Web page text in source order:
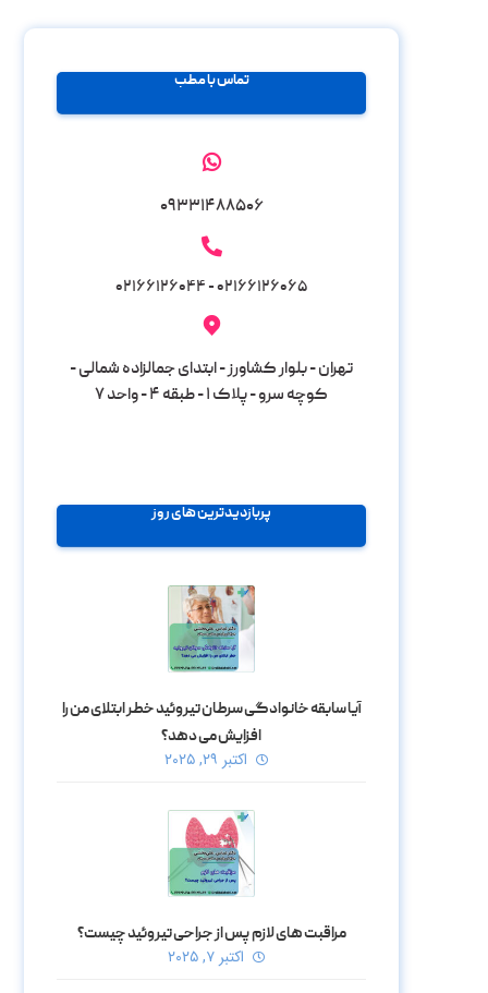
تماس با مطب
۰۹۳۳۱۴۸۸۵۰۶
۰۲۱۶۶۱۲۶۰۶۵ - ۰۲۱۶۶۱۲۶۰۴۴
تهران - بلوار کشاورز - ابتدای جمالزاده شمالی -
کوچه سرو - پلاک ۱ - طبقه ۴ - واحد ۷
پربازدیدترین های روز
آیا سابقه خانوادگی سرطان تیروئید خطر ابتلای من را
افزایش می‌ دهد؟
اکتبر ۲۹, ۲۰۲۵
مراقبت‌ های لازم پس از جراحی تیروئید چیست؟
اکتبر ۷, ۲۰۲۵